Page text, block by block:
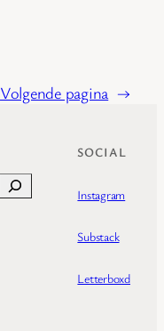
Volgende pagina →
SOCIAL
Instagram
Substack
Letterboxd